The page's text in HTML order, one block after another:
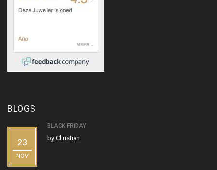
BLOGS
23
NOV
BLACK FRIDAY
by Christian